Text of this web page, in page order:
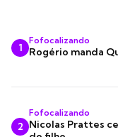
1
Fofocalizando
Rogério manda
2
Fofocalizando
Nicolas Prattes